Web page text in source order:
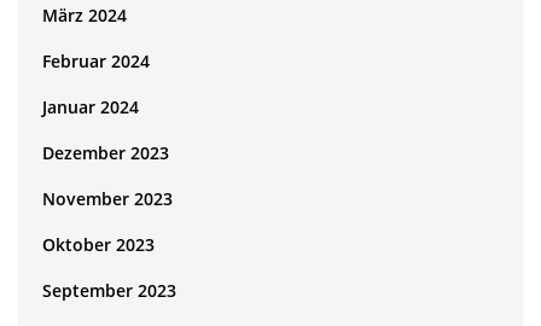
März 2024
Februar 2024
Januar 2024
Dezember 2023
November 2023
Oktober 2023
September 2023